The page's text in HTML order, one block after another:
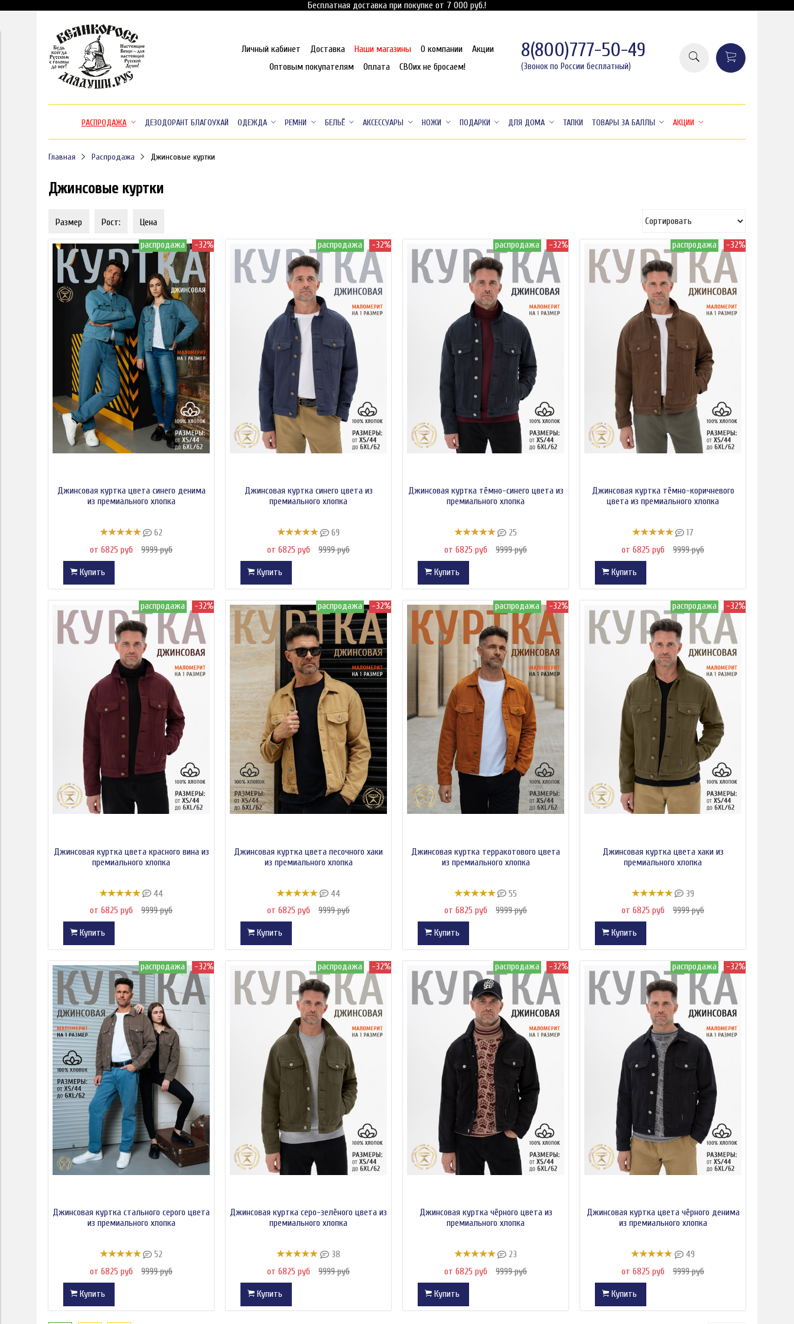
Бесплатная доставка при покупке от 7 000 руб.!
Личный кабинет Доставка Наши магазины О компании
Акции
Оптовым покупателям
Оплата СВОих не бросаем!
8(800)777-50-49
(Звонок по России бесплатный)
РАСПРОДАЖА ДЕЗОДОРАНТ БЛАГОУХАЙ ОДЕЖДА РЕМНИ БЕЛЬЁ АКСЕССУАРЫ НОЖИ ПОДАРКИ ДЛЯ ДОМА ТАПКИ ТОВАРЫ ЗА БАЛЛЫ АКЦИИ
Главная Распродажа Джинсовые куртки
Джинсовые куртки
Размер Рост: Цена
распродажа -32%
Джинсовая куртка цвета синего денима
из премиального хлопка
62
от 6825 руб
9999 руб
Купить
распродажа -32%
Джинсовая куртка синего цвета из
премиального хлопка
69
от 6825 руб
9999 руб
Купить
распродажа -32%
Джинсовая куртка тёмно-синего цвета из
премиального хлопка
25
от 6825 руб
9999 руб
Купить
распродажа -32%
Джинсовая куртка тёмно-коричневого
цвета из премиального хлопка
17
от 6825 руб
9999 руб
Купить
распродажа -32%
Джинсовая куртка цвета красного вина из
премиального хлопка
44
от 6825 руб
9999 руб
Купить
распродажа -32%
Джинсовая куртка цвета песочного хаки
из премиального хлопка
44
от 6825 руб
9999 руб
Купить
распродажа -32%
Джинсовая куртка терракотового цвета
из премиального хлопка
55
от 6825 руб
9999 руб
Купить
распродажа -32%
Джинсовая куртка цвета хаки из
премиального хлопка
39
от 6825 руб
9999 руб
Купить
распродажа -32%
Джинсовая куртка стального серого цвета
из премиального хлопка
52
от 6825 руб
9999 руб
Купить
распродажа -32%
Джинсовая куртка серо-зелёного цвета из
премиального хлопка
38
от 6825 руб
9999 руб
Купить
распродажа -32%
Джинсовая куртка чёрного цвета из
премиального хлопка
23
от 6825 руб
9999 руб
Купить
распродажа -32%
Джинсовая куртка цвета чёрного денима
из премиального хлопка
49
от 6825 руб
9999 руб
Купить